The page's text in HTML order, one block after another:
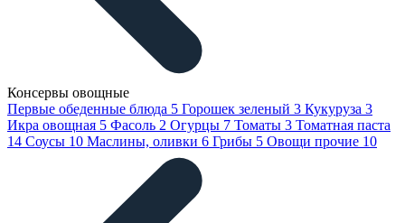
Консервы овощные
Первые обеденные блюда 5 Горошек зеленый 3 Кукуруза 3
Икра овощная 5 Фасоль 2 Огурцы 7 Томаты 3 Томатная паста
14 Соусы 10 Маслины, оливки 6 Грибы 5 Овощи прочие 10